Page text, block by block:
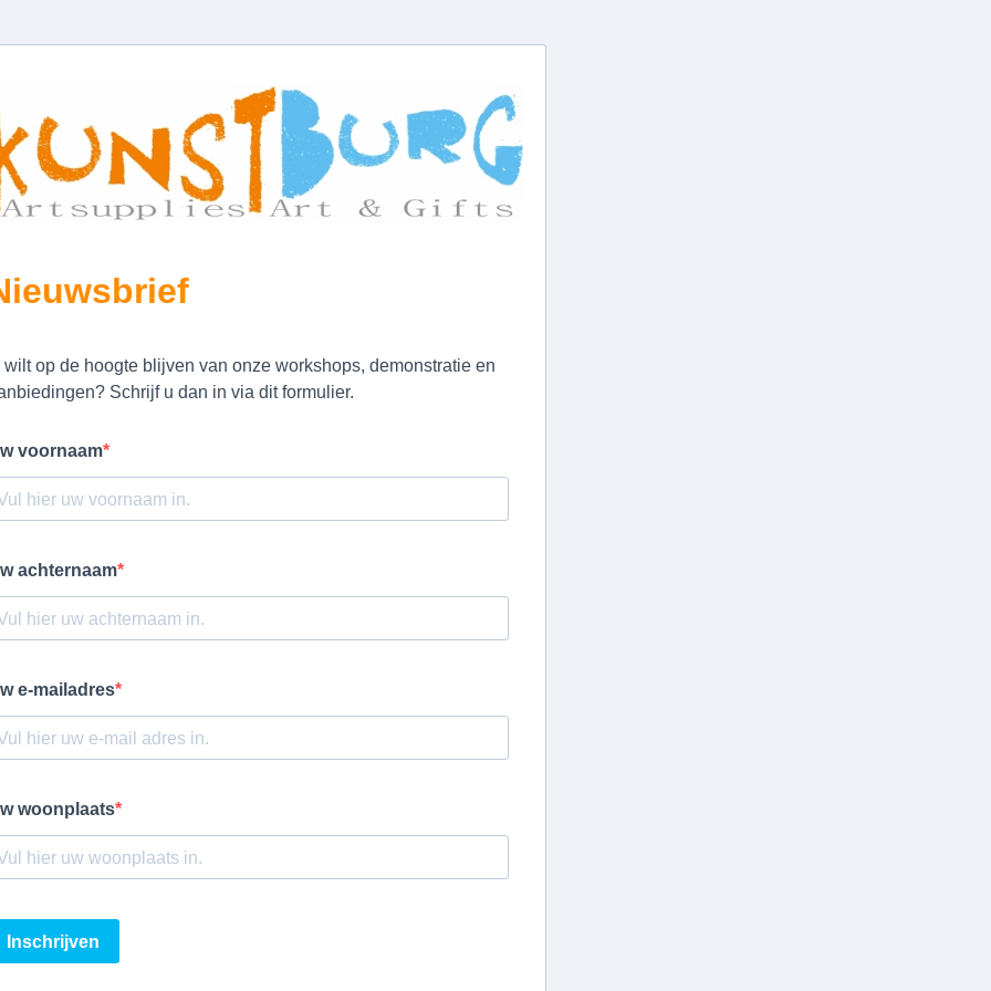
wilt op de hoogte blijven van onze workshops, demonstratie en
Schrijf u dan in via dit formulier.
voornaam
achternaam
e-mailadres
woonplaats
Inschrijven